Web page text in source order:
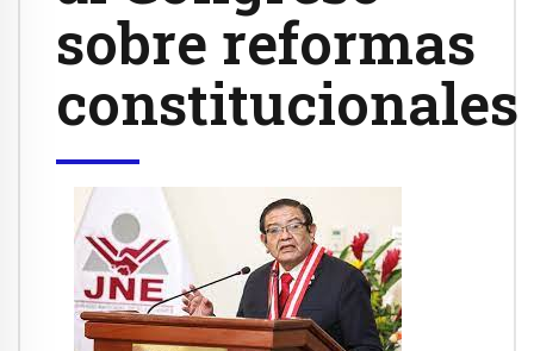
sobre reformas
constitucionales